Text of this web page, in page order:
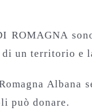
ROMAGNA
di un territorio e
Albana
può donare.